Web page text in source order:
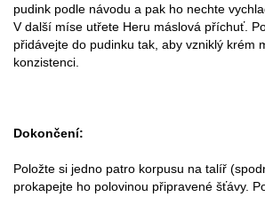
pudink podle návodu a pak ho nechte
V další míse utřete Heru máslová příchuť.
přidávejte do pudinku tak, aby vzniklý krém
konzistenci.
Dokončení:
Položte si jedno patro korpusu na talíř
prokapejte ho polovinou připravené šťávy.